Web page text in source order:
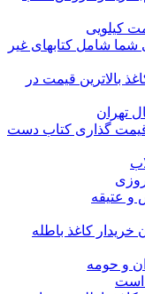
کیلویی
شامل کتابهای غیر
بالاترین قیمت در
تهران
گذاری کتاب دست
و عتیقه
کاغذ باطله
و حومه
است